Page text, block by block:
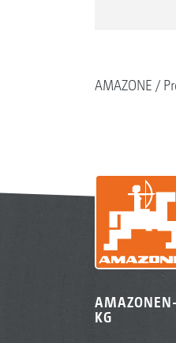
AMAZONE
KG